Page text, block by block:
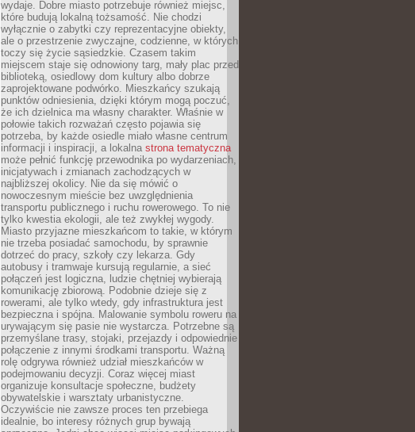
wydaje. Dobre miasto potrzebuje również miejsc,
które budują lokalną tożsamość. Nie chodzi
wyłącznie o zabytki czy reprezentacyjne obiekty,
ale o przestrzenie zwyczajne, codzienne, w których
toczy się życie sąsiedzkie. Czasem takim
miejscem staje się odnowiony targ, mały plac przed
biblioteką, osiedlowy dom kultury albo dobrze
zaprojektowane podwórko. Mieszkańcy szukają
punktów odniesienia, dzięki którym mogą poczuć,
że ich dzielnica ma własny charakter. Właśnie w
połowie takich rozważań często pojawia się
potrzeba, by każde osiedle miało własne centrum
informacji i inspiracji, a lokalna strona tematyczna
może pełnić funkcję przewodnika po wydarzeniach,
inicjatywach i zmianach zachodzących w
najbliższej okolicy. Nie da się mówić o
nowoczesnym mieście bez uwzględnienia
transportu publicznego i ruchu rowerowego. To nie
tylko kwestia ekologii, ale też zwykłej wygody.
Miasto przyjazne mieszkańcom to takie, w którym
nie trzeba posiadać samochodu, by sprawnie
dotrzeć do pracy, szkoły czy lekarza. Gdy
autobusy i tramwaje kursują regularnie, a sieć
połączeń jest logiczna, ludzie chętniej wybierają
komunikację zbiorową. Podobnie dzieje się z
rowerami, ale tylko wtedy, gdy infrastruktura jest
bezpieczna i spójna. Malowanie symbolu roweru na
urywającym się pasie nie wystarcza. Potrzebne są
przemyślane trasy, stojaki, przejazdy i odpowiednie
połączenie z innymi środkami transportu. Ważną
rolę odgrywa również udział mieszkańców w
podejmowaniu decyzji. Coraz więcej miast
organizuje konsultacje społeczne, budżety
obywatelskie i warsztaty urbanistyczne.
Oczywiście nie zawsze proces ten przebiega
idealnie, bo interesy różnych grup bywają